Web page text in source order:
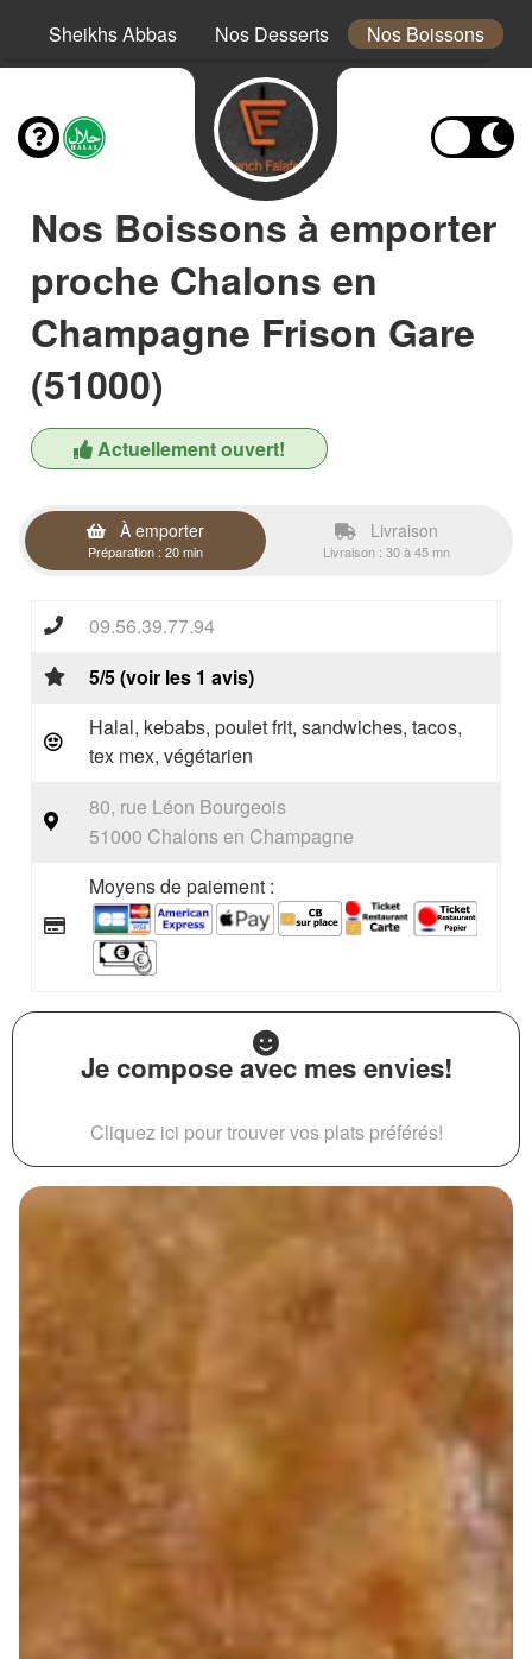
Sheikhs Abbas Nos Desserts Nos Boissons
Nos Boissons à emporter
proche Chalons en
Champagne Frison Gare
(51000)
Actuellement ouvert!
À emporter
Préparation : 20 min
Livraison
Livraison : 30 à 45 mn
09.56.39.77.94
5/5 (voir les 1 avis)
Halal, kebabs, poulet frit, sandwiches, tacos,
tex mex, végétarien
80, rue Léon Bourgeois
51000 Chalons en Champagne
Moyens de paiement :
Je compose avec mes envies!
Cliquez ici pour trouver vos plats préférés!